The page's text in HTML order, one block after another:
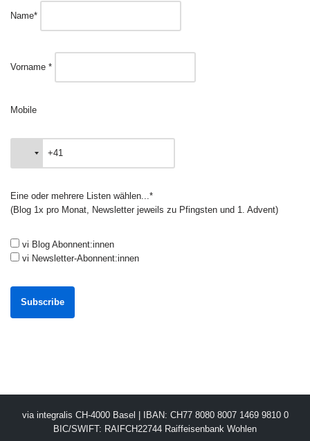
Name*
Vorname *
Mobile
Eine oder mehrere Listen wählen...*
(Blog 1x pro Monat, Newsletter jeweils zu Pfingsten und 1. Advent)
vi Blog Abonnent:innen
vi Newsletter-Abonnent:innen
via integralis CH-4000 Basel | IBAN: CH77 8080 8007 1469 9810 0
BIC/SWIFT: RAIFCH22744 Raiffeisenbank Wohlen